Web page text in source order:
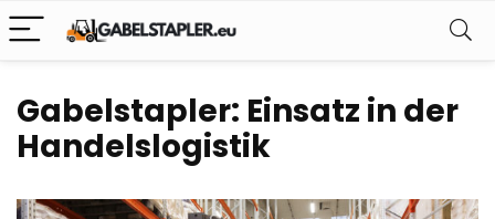
Gabelstapler: Einsatz in der
Handelslogistik